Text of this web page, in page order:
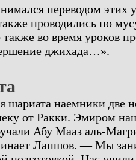
переводом этих
проводились по
во время уроков
джихада…».
шариата наемники две
от Ракки. Эмиром
Абу Мааз аль-
Лапшов. — Мы